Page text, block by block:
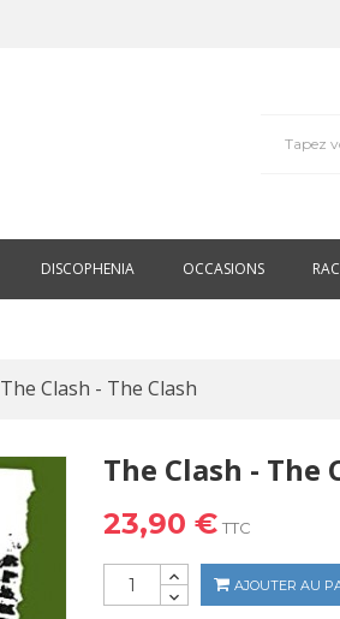
DISCOPHENIA OCCASIONS
The Clash - The Clash
The Clash - The
23,90 € TTC
AJOUTER AU